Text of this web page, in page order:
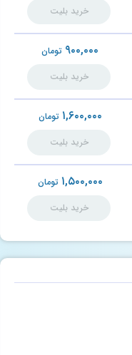
خرید بلیت
۹۰۰,۰۰۰ تومان
خرید بلیت
۱,۶۰۰,۰۰۰ تومان
خرید بلیت
۱,۵۰۰,۰۰۰ تومان
خرید بلیت